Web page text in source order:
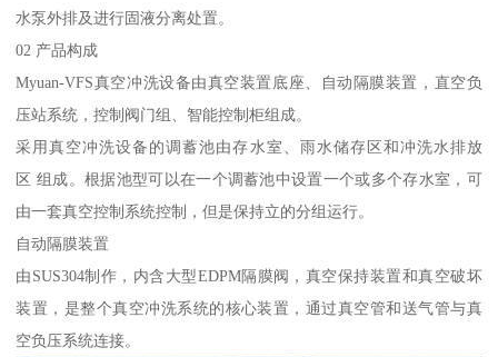
水泵外排及进行固液分离处置。
02 产品构成
Myuan-VFS真空冲洗设备由真空装置底座、自动隔膜装置，直空负
压站系统，控制阀门组、智能控制柜组成。
采用真空冲洗设备的调蓄池由存水室、雨水储存区和冲洗水排放
区 组成。根据池型可以在一个调蓄池中设置一个或多个存水室，可
由一套真空控制系统控制，但是保持立的分组运行。
自动隔膜装置
由SUS304制作，内含大型EDPM隔膜阀，真空保持装置和真空破坏
装置，是整个真空冲洗系统的核心装置，通过真空管和送气管与真
空负压系统连接。